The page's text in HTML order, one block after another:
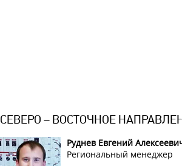
СЕВЕРО – ВОСТОЧНОЕ
Руднев Евгений
Региональный менеджер